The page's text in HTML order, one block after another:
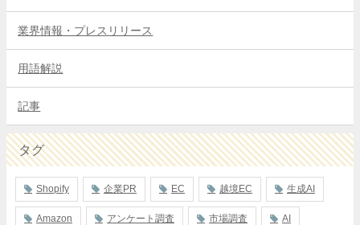
業界情報・プレスリリース
用語解説
記事
タグ
Shopify 企業PR EC 越境EC 生成AI
Amazon アンケート調査 市場調査 AI